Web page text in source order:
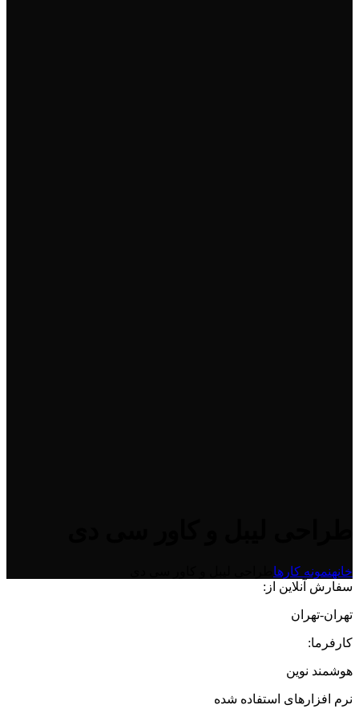
خانهنمونه کارها
سفارش آنلاین از:
تهران-تهران
کارفرما:
هوشمند نوین
نرم افزارهای استفاده شده